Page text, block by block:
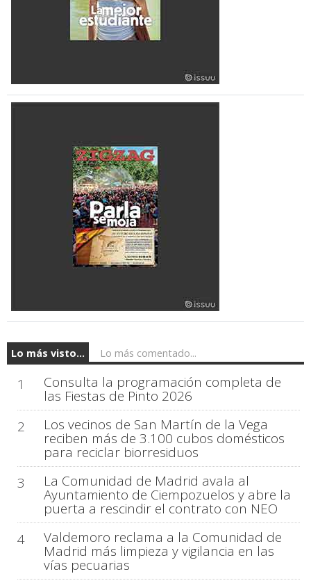
Lo más visto... Lo más comentado...
1 Consulta la programación completa de
las Fiestas de Pinto 2026
2
Los vecinos de San Martín de la Vega
reciben más de 3.100 cubos domésticos
para reciclar biorresiduos
3
La Comunidad de Madrid avala al
Ayuntamiento de Ciempozuelos y abre la
puerta a rescindir el contrato con NEO
4
Valdemoro reclama a la Comunidad de
Madrid más limpieza y vigilancia en las
vías pecuarias